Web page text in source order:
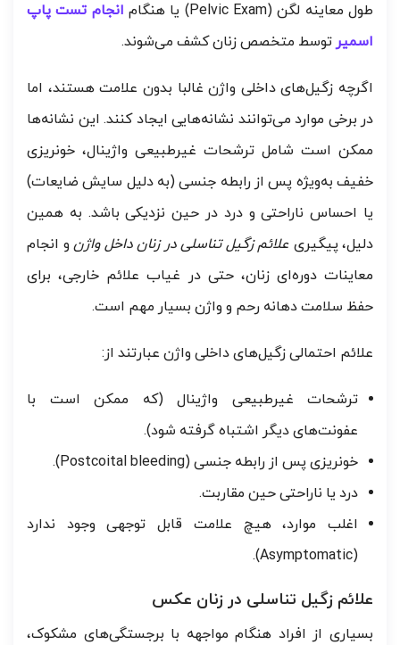
طول معاینه لگن (Pelvic Exam) یا هنگام
انجام تست پاپ
اسمیر توسط متخصص زنان کشف می‌شوند.
اگرچه زگیل‌های داخلی واژن غالبا بدون علامت هستند، اما
در برخی موارد می‌توانند نشانه‌هایی ایجاد کنند. این نشانه‌ها
ممکن است شامل ترشحات غیرطبیعی واژینال، خونریزی
خفیف به‌ویژه پس از رابطه جنسی (به دلیل سایش ضایعات)
یا احساس ناراحتی و درد در حین نزدیکی باشد. به همین
دلیل، پیگیری علائم زگیل تناسلی در زنان داخل واژن و انجام
معاینات دوره‌ای زنان، حتی در غیاب علائم خارجی، برای
حفظ سلامت دهانه رحم و واژن بسیار مهم است.
علائم احتمالی زگیل‌های داخلی واژن عبارتند از:
ترشحات غیرطبیعی واژینال (که ممکن است با
عفونت‌های دیگر اشتباه گرفته شود).
خونریزی پس از رابطه جنسی (Postcoital bleeding).
درد یا ناراحتی حین مقاربت.
اغلب موارد، هیچ علامت قابل توجهی وجود ندارد
(Asymptomatic).
علائم زگیل تناسلی در زنان عکس
بسیاری از افراد هنگام مواجهه با برجستگی‌های مشکوک،